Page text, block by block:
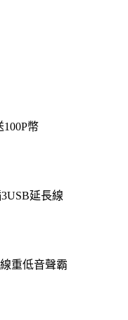
100P幣
延長線
重低音聲霸